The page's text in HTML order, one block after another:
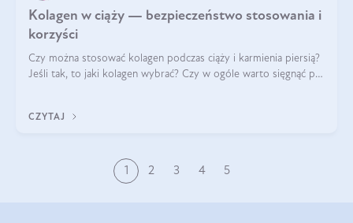
Kolagen w ciąży — bezpieczeństwo stosowania i
korzyści
Czy można stosować kolagen podczas ciąży i karmienia piersią?
Jeśli tak, to jaki kolagen wybrać? Czy w ogóle warto sięgnąć po
CZYTAJ
1 2 3 4 5